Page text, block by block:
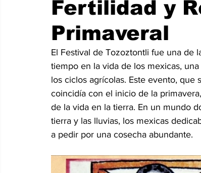
Fertilidad y
Primaveral
El Festival de Tozoztontli fue una de
tiempo en la vida de los mexicas,
los ciclos agrícolas. Este evento,
coincidía con el inicio de la
de la vida en la tierra. En un mundo
tierra y las lluvias, los mexicas
a pedir por una cosecha abundante.